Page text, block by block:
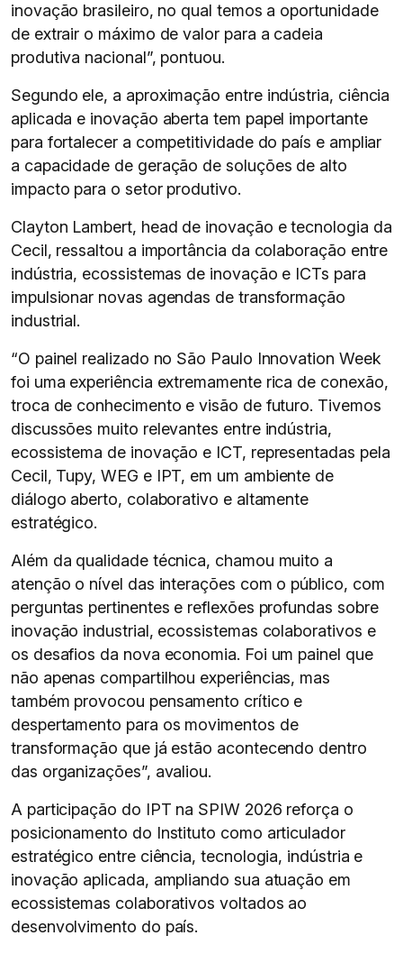
inovação brasileiro, no qual temos a oportunidade
de extrair o máximo de valor para a cadeia
produtiva nacional”, pontuou.
Segundo ele, a aproximação entre indústria, ciência
aplicada e inovação aberta tem papel importante
para fortalecer a competitividade do país e ampliar
a capacidade de geração de soluções de alto
impacto para o setor produtivo.
Clayton Lambert, head de inovação e tecnologia da
Cecil, ressaltou a importância da colaboração entre
indústria, ecossistemas de inovação e ICTs para
impulsionar novas agendas de transformação
industrial.
“O painel realizado no São Paulo Innovation Week
foi uma experiência extremamente rica de conexão,
troca de conhecimento e visão de futuro. Tivemos
discussões muito relevantes entre indústria,
ecossistema de inovação e ICT, representadas pela
Cecil, Tupy, WEG e IPT, em um ambiente de
diálogo aberto, colaborativo e altamente
estratégico.
Além da qualidade técnica, chamou muito a
atenção o nível das interações com o público, com
perguntas pertinentes e reflexões profundas sobre
inovação industrial, ecossistemas colaborativos e
os desafios da nova economia. Foi um painel que
não apenas compartilhou experiências, mas
também provocou pensamento crítico e
despertamento para os movimentos de
transformação que já estão acontecendo dentro
das organizações”, avaliou.
A participação do IPT na SPIW 2026 reforça o
posicionamento do Instituto como articulador
estratégico entre ciência, tecnologia, indústria e
inovação aplicada, ampliando sua atuação em
ecossistemas colaborativos voltados ao
desenvolvimento do país.